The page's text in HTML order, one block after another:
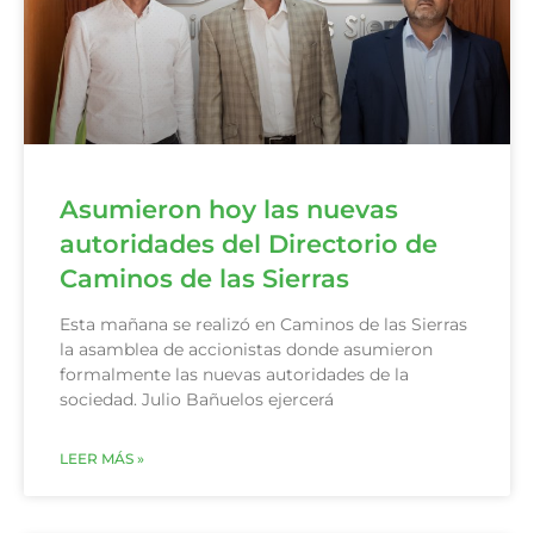
Asumieron hoy las nuevas
autoridades del Directorio de
Caminos de las Sierras
Esta mañana se realizó en Caminos de las Sierras
la asamblea de accionistas donde asumieron
formalmente las nuevas autoridades de la
sociedad. Julio Bañuelos ejercerá
LEER MÁS »